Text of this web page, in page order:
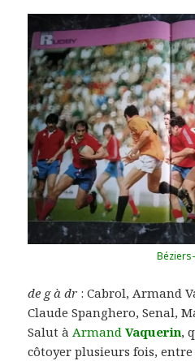
Béziers-
de g à dr : Cabrol, Armand
Claude Spanghero, Senal,
Salut à ArmandVaquerin,
côtoyer plusieurs fois,